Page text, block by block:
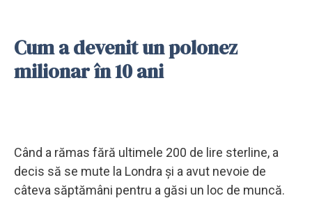
Cum a devenit un polonez
milionar în 10 ani
Când a rămas fără ultimele 200 de lire sterline, a
decis să se mute la Londra și a avut nevoie de
câteva săptămâni pentru a găsi un loc de muncă.